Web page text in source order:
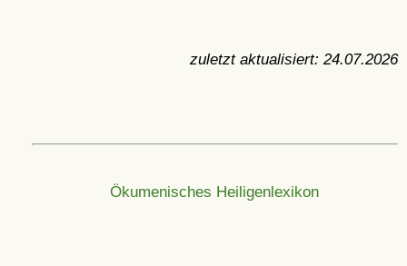
zuletzt aktualisiert: 24.07.2026
Ökumenisches Heiligenlexikon